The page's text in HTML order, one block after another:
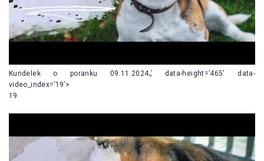
Kundelek o poranku 09.11.2024„’ data-height=’465′ data-
video_index=’19’>
19